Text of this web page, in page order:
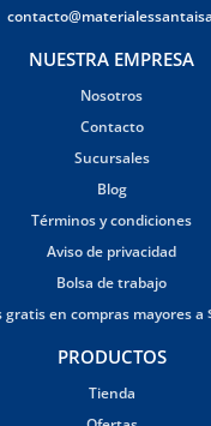
NUESTRA EMPRESA
Nosotros
Contacto
Sucursales
Blog
Términos y condiciones
Aviso de privacidad
Bolsa de trabajo
gratis en compras mayores a
PRODUCTOS
Tienda